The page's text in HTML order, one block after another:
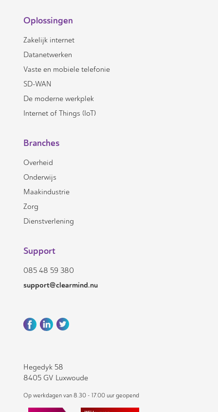
Oplossingen
Zakelijk internet
Datanetwerken
Vaste en mobiele telefonie
SD-WAN
De moderne werkplek
Internet of Things (IoT)
Branches
Overheid
Onderwijs
Maakindustrie
Zorg
Dienstverlening
Support
085 48 59 380
support@clearmind.nu
Hegedyk 58
8405 GV Luxwoude
Op werkdagen van 8.30 - 17.00 uur geopend